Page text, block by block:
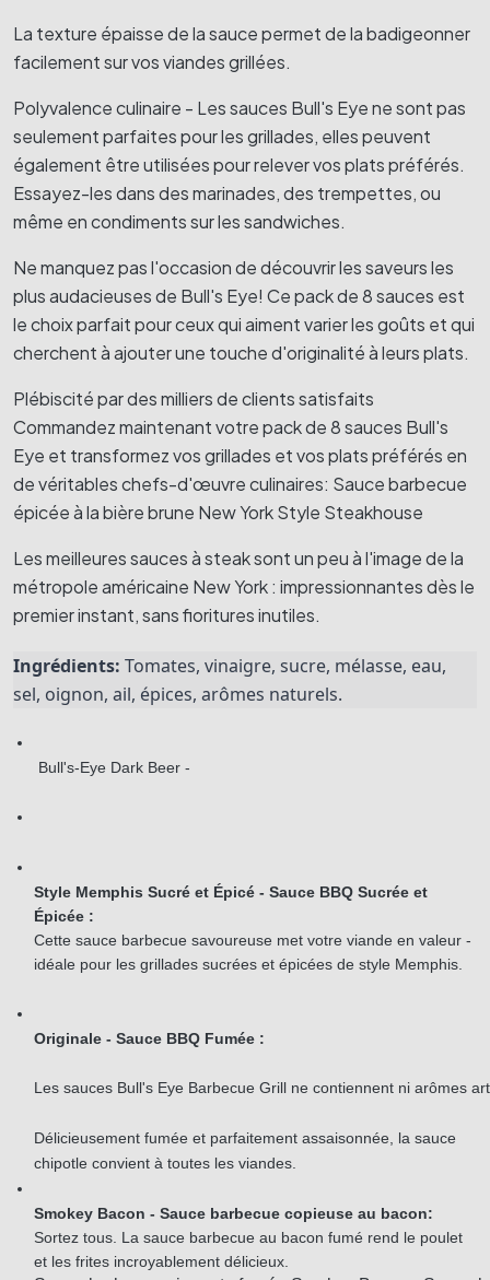
La texture épaisse de la sauce permet de la badigeonner
facilement sur vos viandes grillées.
Polyvalence culinaire - Les sauces Bull's Eye ne sont pas
seulement parfaites pour les grillades, elles peuvent
également être utilisées pour relever vos plats préférés.
Essayez-les dans des marinades, des trempettes, ou
même en condiments sur les sandwiches.
Ne manquez pas l'occasion de découvrir les saveurs les
plus audacieuses de Bull's Eye! Ce pack de 8 sauces est
le choix parfait pour ceux qui aiment varier les goûts et qui
cherchent à ajouter une touche d'originalité à leurs plats.
Plébiscité par des milliers de clients satisfaits
Commandez maintenant votre pack de 8 sauces Bull's
Eye et transformez vos grillades et vos plats préférés en
de véritables chefs-d'œuvre culinaires: Sauce barbecue
épicée à la bière brune New York Style Steakhouse
Les meilleures sauces à steak sont un peu à l'image de la
métropole américaine New York : impressionnantes dès le
premier instant, sans fioritures inutiles.
Ingrédients: Tomates, vinaigre, sucre, mélasse, eau,
sel, oignon, ail, épices, arômes naturels.
Bull's-Eye Dark Beer -
Style Memphis Sucré et Épicé - Sauce BBQ Sucrée et
Épicée :
Cette sauce barbecue savoureuse met votre viande en valeur -
idéale pour les grillades sucrées et épicées de style Memphis.
Originale - Sauce BBQ Fumée :
Les sauces Bull's Eye Barbecue Grill ne contiennent ni arômes
Délicieusement fumée et parfaitement assaisonnée, la sauce
chipotle convient à toutes les viandes.
Smokey Bacon - Sauce barbecue copieuse au bacon:
Sortez tous. La sauce barbecue au bacon fumé rend le poulet